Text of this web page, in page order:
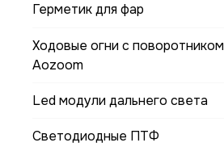
Герметик для фар
Ходовые огни с поворотником
Aozoom
Led модули дальнего света
Светодиодные ПТФ